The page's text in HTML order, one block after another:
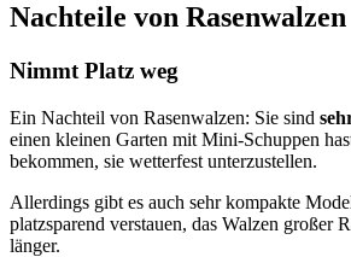
Nachteile von Rasenwalzen
Nimmt Platz weg
Ein Nachteil von Rasenwalzen: Sie sind
einen kleinen Garten mit Mini-Schuppen
bekommen, sie wetterfest unterzustellen.
Allerdings gibt es auch sehr kompakte
platzsparend verstauen, das Walzen großer
länger.